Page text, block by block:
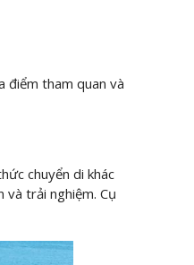
điểm tham quan và
chuyển di khác
và trải nghiệm. Cụ